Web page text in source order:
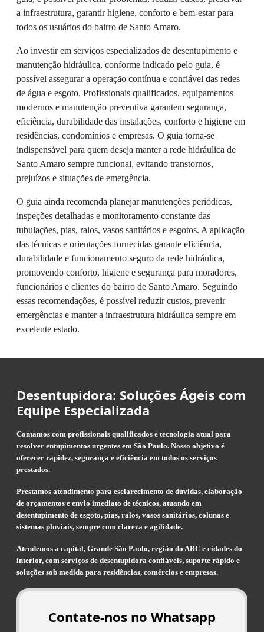
a infraestrutura, garantir higiene, conforto e bem-estar para
todos os usuários do bairro de Santo Amaro.
Ao investir em serviços especializados de desentupimento e
manutenção hidráulica, conforme indicado pelo guia, é
possível assegurar a operação contínua e confiável das redes
de água e esgoto. Profissionais qualificados, equipamentos
modernos e manutenção preventiva garantem segurança,
eficiência, durabilidade das instalações, conforto e higiene em
residências, condomínios e empresas. O guia torna-se
indispensável para quem deseja manter a rede hidráulica de
Santo Amaro sempre funcional, evitando transtornos,
prejuízos e situações de emergência.
O guia ainda recomenda planejar manutenções periódicas,
inspeções detalhadas e monitoramento constante das
tubulações, pias, ralos, vasos sanitários e esgotos. A aplicação
das técnicas e orientações fornecidas garante eficiência,
durabilidade e funcionamento seguro da rede hidráulica,
promovendo conforto, higiene e segurança para moradores,
funcionários e clientes do bairro de Santo Amaro. Seguindo
essas recomendações, é possível reduzir custos, prevenir
emergências e manter a infraestrutura hidráulica sempre em
excelente estado.
Desentupidora: Soluções Ágeis com
Equipe Especializada
Contamos com profissionais qualificados e tecnologia atual para
resolver entupimentos urgentes em São Paulo. Nosso objetivo é
oferecer rapidez, segurança e eficiência em todos os serviços
prestados.
Prestamos atendimento para esclarecimento de dúvidas, elaboração
de orçamentos e envio imediato de técnicos, atuando em
desentupimento de esgoto, pias, ralos, vasos sanitários, colunas e
sistemas pluviais, sempre com clareza e agilidade.
Atendemos a capital, Grande São Paulo, região do ABC e cidades do
interior, com serviços de desentupidora confiáveis, suporte rápido e
soluções sob medida para residências, comércios e empresas.
Contate-nos no Whatsapp